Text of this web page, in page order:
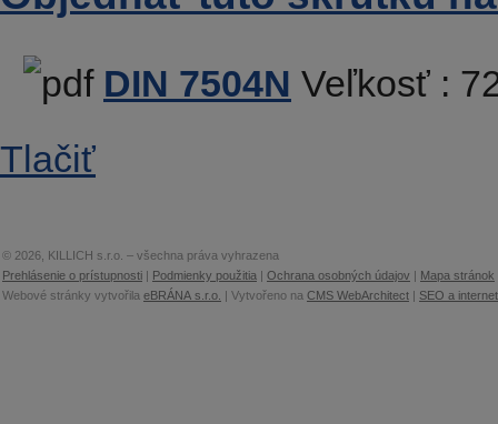
DIN 7504N Veľkosť :
Tlačiť
© 2026, KILLICH s.r.o. – všechna práva vyhrazena
Prehlásenie o prístupnosti | Podmienky použitia | Ochrana osobných údajov | Mapa stránok
Webové stránky vytvořila eBRÁNA s.r.o. | Vytvořeno na CMS WebArchitect | SEO a